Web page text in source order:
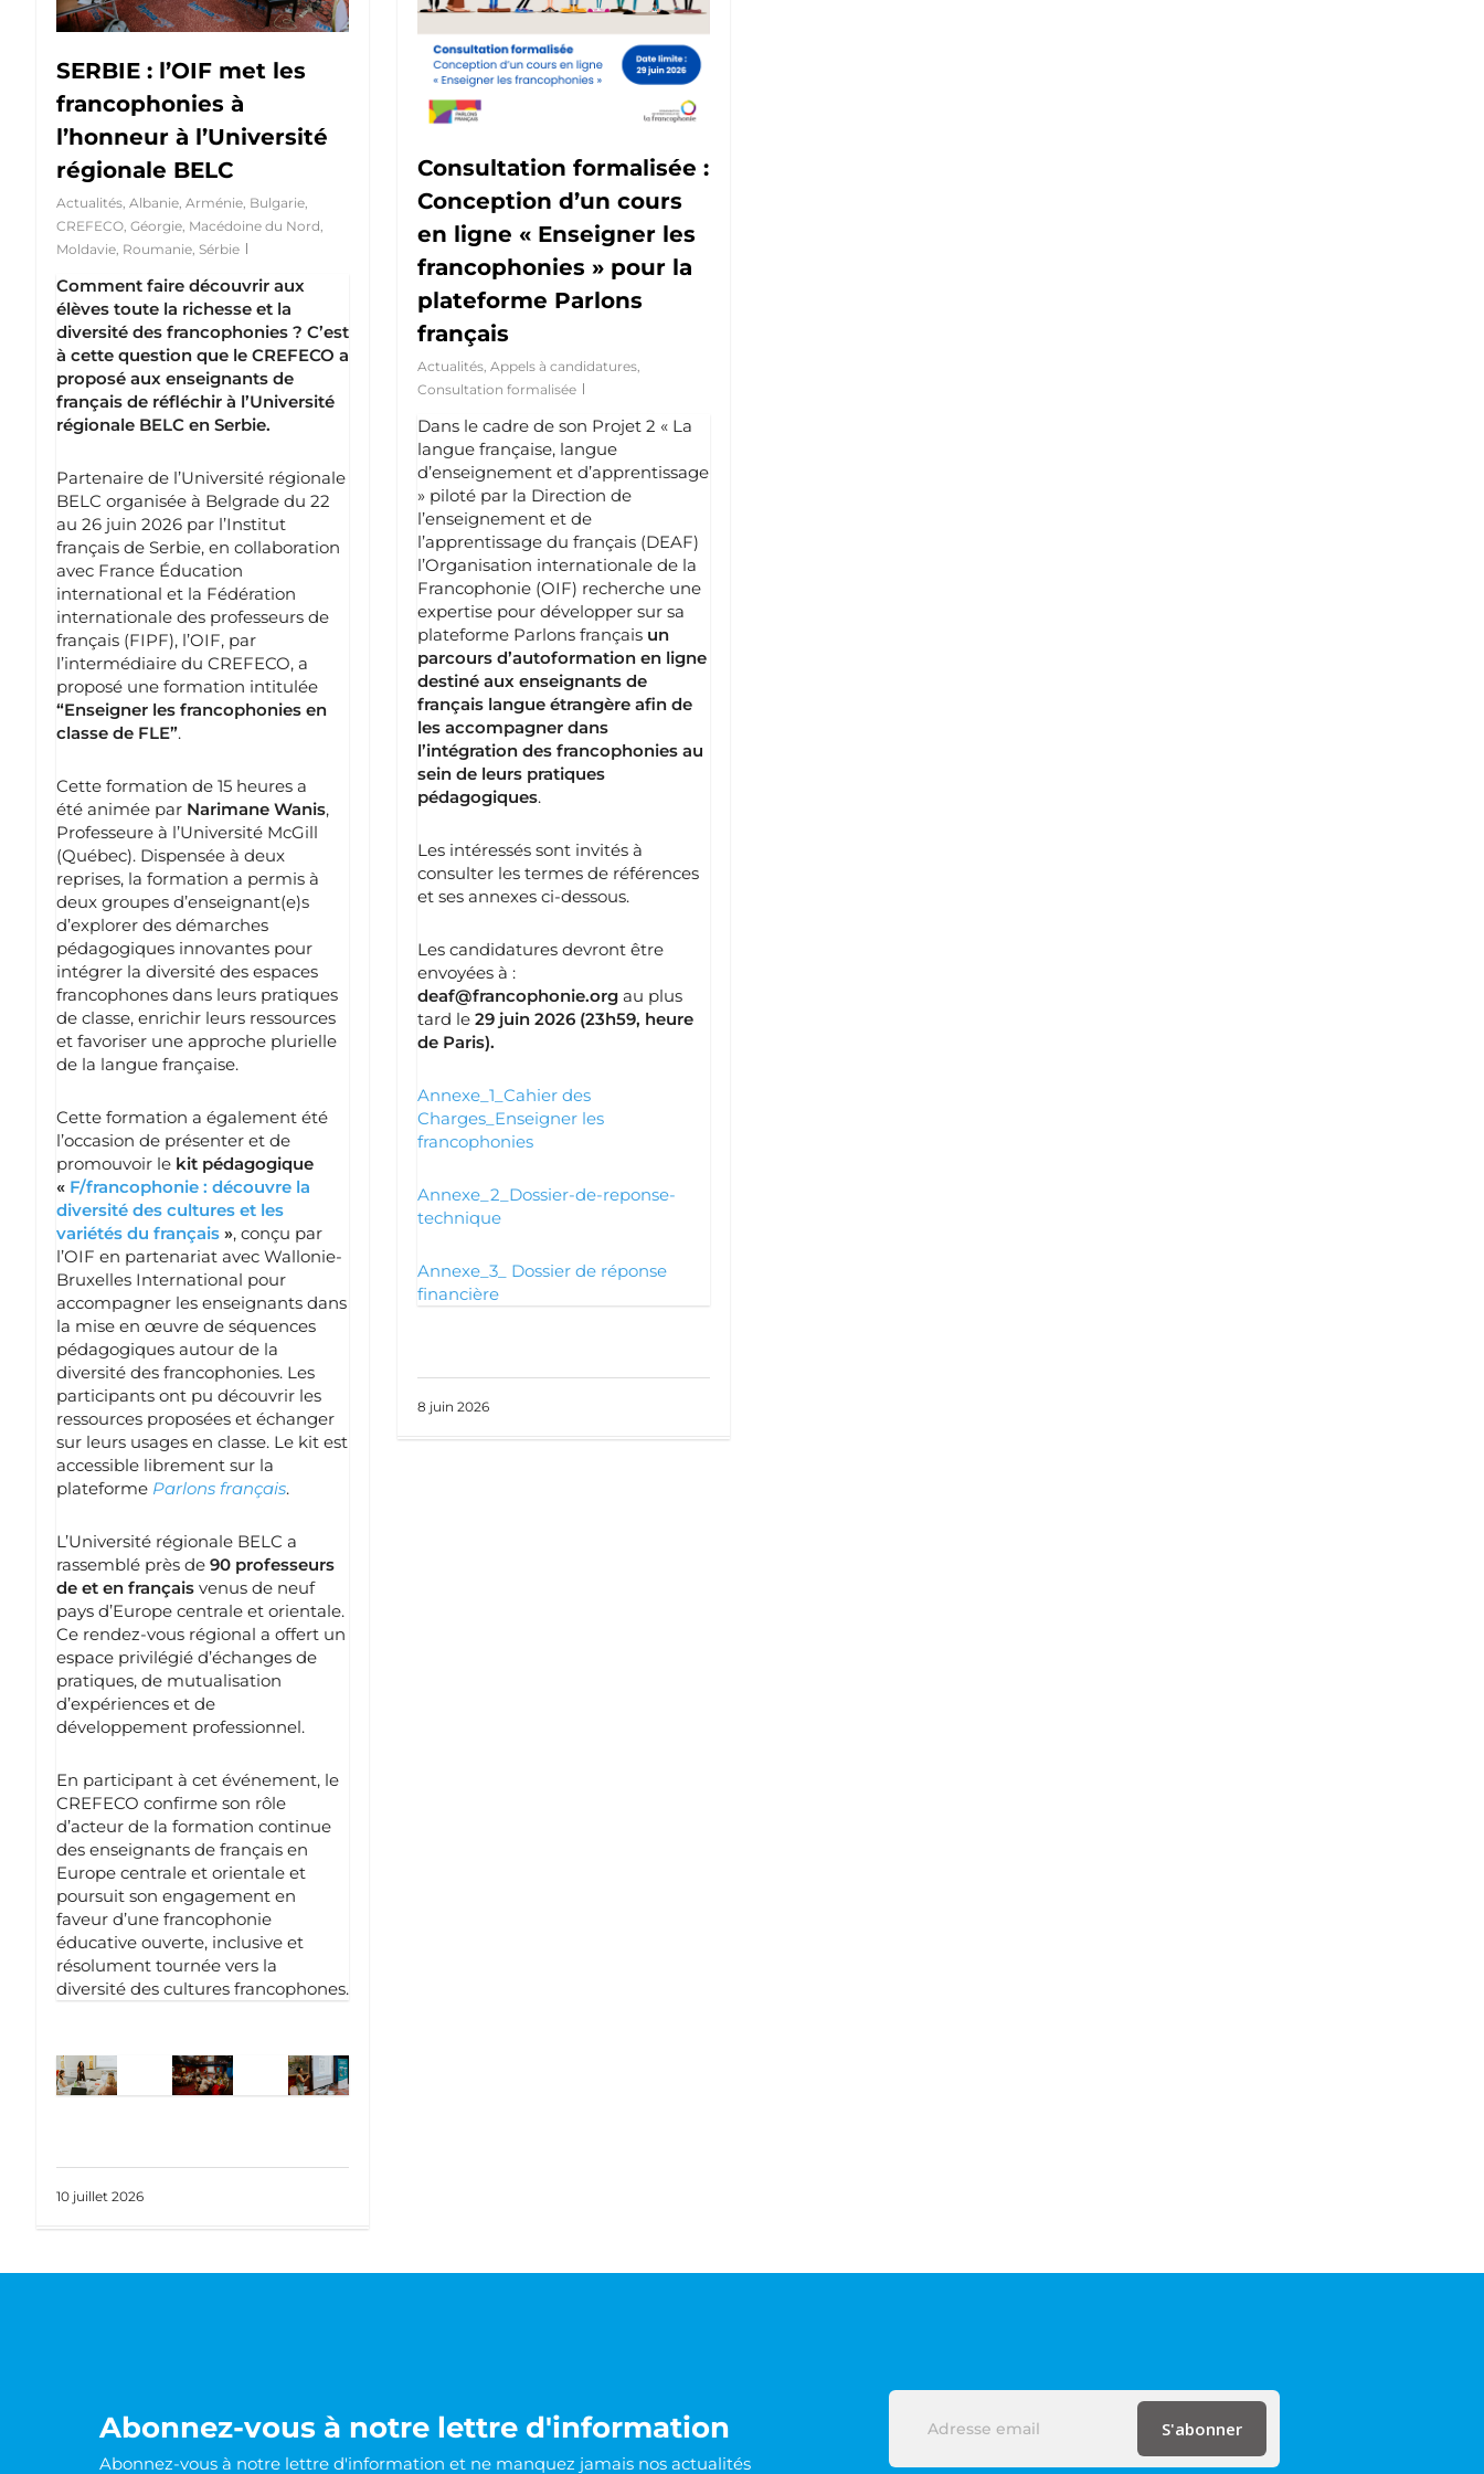
SERBIE : l’OIF met les
francophonies à
l’honneur à l’Université
régionale BELC
Actualités, Albanie, Arménie, Bulgarie,
CREFECO, Géorgie, Macédoine du Nord
Moldavie, Roumanie, Sérbie
Comment faire découvrir aux
élèves toute la richesse et la
diversité des francophonies ? C’est
à cette question que le CREFECO a
proposé aux enseignants de
français de réfléchir à l’Université
régionale BELC en Serbie.
Partenaire de l’Université régionale
BELC organisée à Belgrade du 22
au 26 juin 2026 par l’Institut
français de Serbie, en collaboration
avec France Éducation
international et la Fédération
internationale des professeurs de
français (FIPF), l’OIF, par
l’intermédiaire du CREFECO, a
proposé une formation intitulée
“Enseigner les francophonies en
classe de FLE”.
Cette formation de 15 heures a
été animée par Narimane Wanis,
Professeure à l’Université McGill
(Québec). Dispensée à deux
reprises, la formation a permis à
deux groupes d’enseignant(e)s
d’explorer des démarches
pédagogiques innovantes pour
intégrer la diversité des espaces
francophones dans leurs pratiques
de classe, enrichir leurs ressources
et favoriser une approche plurielle
de la langue française.
Cette formation a également été
l’occasion de présenter et de
promouvoir le kit pédagogique
« F/francophonie : découvre la
diversité des cultures et les
variétés du français», conçu par
l’OIF en partenariat avec Wallonie-
Bruxelles International pour
accompagner les enseignants dans
la mise en œuvre de séquences
pédagogiques autour de la
diversité des francophonies. Les
participants ont pu découvrir les
ressources proposées et échanger
sur leurs usages en classe. Le kit est
accessible librement sur la
plateforme Parlons français.
L’Université régionale BELC a
rassemblé près de 90 professeurs
de et en françaisvenus de neuf
pays d’Europe centrale et orientale.
Ce rendez-vous régional a offert un
espace privilégié d’échanges de
pratiques, de mutualisation
d’expériences et de
développement professionnel.
En participant à cet événement, le
CREFECO confirme son rôle
d’acteur de la formation continue
des enseignants de français en
Europe centrale et orientale et
poursuit son engagement en
faveur d’une francophonie
éducative ouverte, inclusive et
résolument tournée vers la
diversité des cultures francophones.
10 juillet 2026
Consultation formalisée :
Conception d’un cours
en ligne « Enseigner les
francophonies » pour la
plateforme Parlons
français
Actualités, Appels à candidatures,
Consultation formalisée
Dans le cadre de son Projet 2 « La
langue française, langue
d’enseignement et d’apprentissage
» piloté par la Direction de
l’enseignement et de
l’apprentissage du français (DEAF)
l’Organisation internationale de la
Francophonie (OIF) recherche une
expertise pour développer sur sa
plateforme Parlons français un
parcours d’autoformation en ligne
destiné aux enseignants de
français langue étrangère afin de
les accompagner dans
l’intégration des francophonies au
sein de leurs pratiques
pédagogiques.
Les intéressés sont invités à
consulter les termes de références
et ses annexes ci-dessous.
Les candidatures devront être
envoyées à :
deaf@francophonie.org au plus
tard le 29 juin 2026 (23h59, heure
de Paris).
Annexe_1_Cahier des
Charges_Enseigner les
francophonies
Annexe_2_Dossier-de-reponse-
technique
Annexe_3_ Dossier de réponse
financière
8 juin 2026
Abonnez-vous à notre lettre d'information
Abonnez-vous à notre lettre d'information et ne manquez jamais nos actualités